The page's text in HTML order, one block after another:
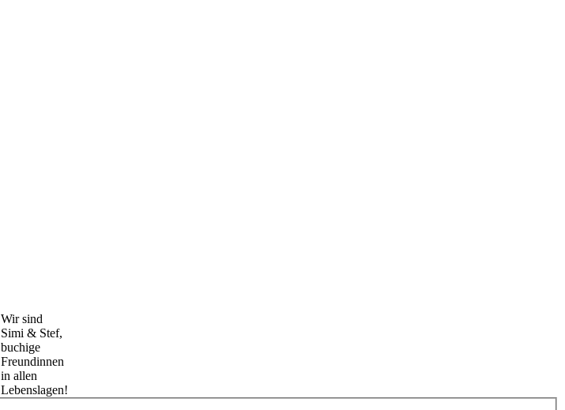
Wir sind
Simi & Stef,
buchige
Freundinnen
in allen
Lebenslagen!